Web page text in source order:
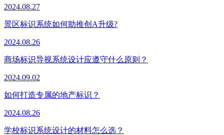
2024.08.27
景区标识系统如何助推创A升级?
2024.08.26
商场标识导视系统设计应遵守什么原则？
2024.09.02
如何打造专属的地产标识？
2024.08.26
学校标识系统设计的材料怎么选？